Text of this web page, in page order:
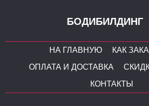
БОДИБИЛДИНГ
НА ГЛАВНУЮ
КАК
ОПЛАТА И ДОСТАВКА
КОНТАКТЫ